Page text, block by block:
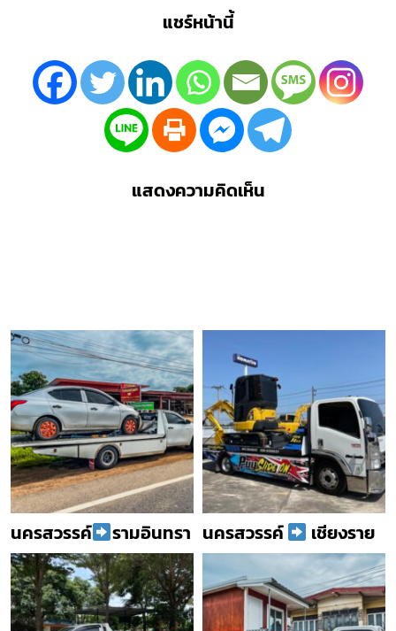
แชร์หน้านี้
แสดงความคิดเห็น
นครสวรรค์ รามอินทรา นครสวรรค์ เชียงราย